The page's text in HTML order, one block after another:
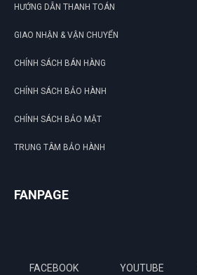
HƯỚNG DẪN THANH TOÁN
GIAO NHẬN & VẬN CHUYỂN
CHÍNH SÁCH BÁN HÀNG
CHÍNH SÁCH BẢO HÀNH
CHÍNH SÁCH BẢO MẬT
TRUNG TÂM BẢO HÀNH
FANPAGE
FACEBOOK YOUTUBE